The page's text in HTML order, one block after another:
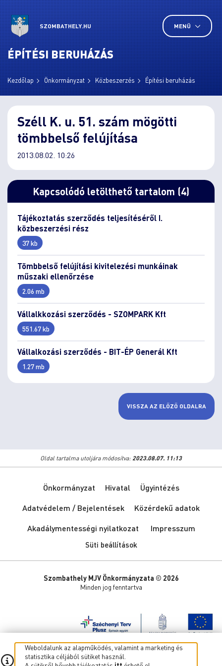
SZOMBATHELY.HU MENÜ
ÉPÍTÉSI BERUHÁZÁS
Kezdőlap Önkormányzat Közbeszerzés Építési beruházás
Széll K. u. 51. szám mögötti
tömbbelső felújítása
2013.08.02. 10:26
Kapcsolódó letölthető tartalom (4)
Tájékoztatás szerződés teljesítéséről I.
közbeszerzési rész
37 kb
Tömbbelső felújítási kivitelezési munkáinak
műszaki ellenőrzése
2.06 mb
Vállalkkozási szerződés - SZOMPARK Kft
551.67 kb
Vállalkozási szerződés - BIT-ÉP Generál Kft
1.27 mb
VISSZA AZ ELŐZŐ OLDALRA
Oldal tartalma utoljára módosítva: 2023.08.07. 11:13
Önkormányzat Hivatal
Ügyintézés
Adatvédelem / Bejelentések
Közérdekű adatok
Akadálymentességi nyilatkozat
Impresszum
Süti beállítások
Szombathely MJV Önkormányzata © 2026
Minden jog fenntartva
Weboldalunk az alapműködés, valamint a marketing és
statisztika céljából sütiket használ.